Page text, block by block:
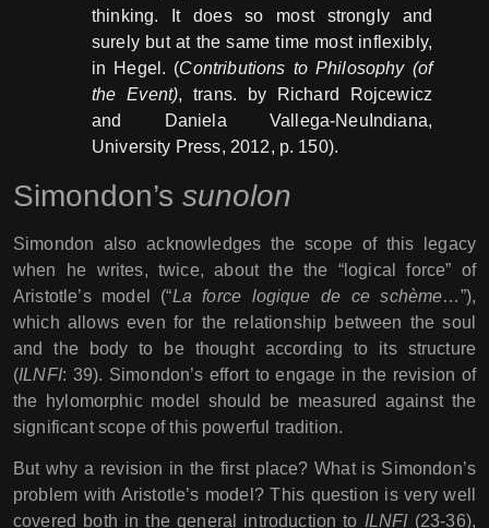
thinking. It does so most strongly and
surely but at the same time most inflexibly,
in Hegel. (Contributions to Philosophy (of
the Event), trans. by Richard Rojcewicz
and Daniela Vallega-NeuIndiana,
University Press, 2012, p. 150).
Simondon’s sunolon
Simondon also acknowledges the scope of this legacy
when he writes, twice, about the the “logical force” of
Aristotle’s model (“La force logique de ce schème…”),
which allows even for the relationship between the soul
and the body to be thought according to its structure
(ILNFI: 39). Simondon’s effort to engage in the revision of
the hylomorphic model should be measured against the
significant scope of this powerful tradition.
But why a revision in the first place? What is Simondon’s
problem with Aristotle’s model? This question is very well
covered both in the general introduction to ILNFI(23-36),